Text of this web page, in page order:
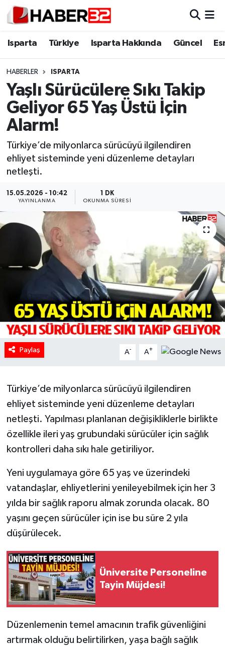
Isparta Türkiye Isparta Hakkında Güncel
HABERLER ISPARTA
Yaşlı Sürücülere Sıkı Takip
Geliyor 65 Yaş Üstü İçin
Alarm!
Türkiye’de milyonlarca sürücüyü ilgilendiren
ehliyet sisteminde yeni düzenleme detayları
netleşti.
15.05.2026 - 10:42
YAYINLANMA
1 DK
OKUNMA SÜRESI
Paylaş A- A+
Türkiye’de milyonlarca sürücüyü ilgilendiren
ehliyet sisteminde yeni düzenleme detayları
netleşti. Yapılması planlanan değişikliklerle birlikte
özellikle ileri yaş grubundaki sürücüler için sağlık
kontrolleri daha sıkı hale getiriliyor.
Yeni uygulamaya göre 65 yaş ve üzerindeki
vatandaşlar, ehliyetlerini yenileyebilmek için her 3
yılda bir sağlık raporu almak zorunda olacak. 80
yaşını geçen sürücüler için ise bu süre 2 yıla
düşürülecek.
Üniversite Personeline
Tayin Müjdesi!
Düzenlemenin temel amacının trafik güvenliğini
artırmak olduğu belirtilirken, yaşa bağlı sağlık
Isparta
Esnaf Diyor ki;
ASAYİŞ
BİLİM VE TEKNOLOJİ
EĞİTİM
GENEL
Güncel
HABERDE İNSAN
İlginç
KÜLTÜR SANAT
MAGAZİN
Oyun
SAĞLIK
Spor
Tarihi Yapılarımız
Teknoloji
Türkiye
Yerel
İletişim
Künye
Isparta Nöbetçi Eczaneler
Isparta Trafik Yoğunluk Haritası
Süper Lig Puan Durumu ve Fikstür
Tüm Manşetler
Son Dakika Haberleri
Haber Arşivi